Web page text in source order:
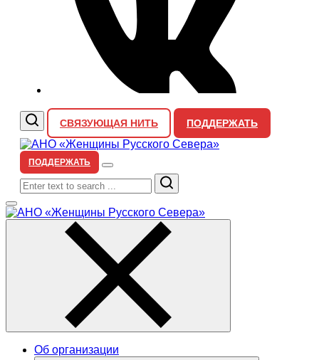
СВЯЗУЮЩАЯ НИТЬ ПОДДЕРЖАТЬ
ПОДДЕРЖАТЬ
Search
Об организации